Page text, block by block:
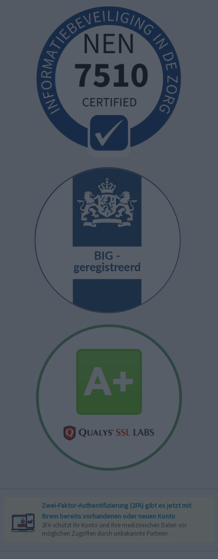
Zwei-Faktor-Authentifizierung (2FA) gibt es jetzt mit
Ihrem bereits vorhandenen oder neuen Konto
2FA schützt Ihr Konto und Ihre medizinischen Daten vor
möglichen Zugriffen durch unbekannte Parteien.